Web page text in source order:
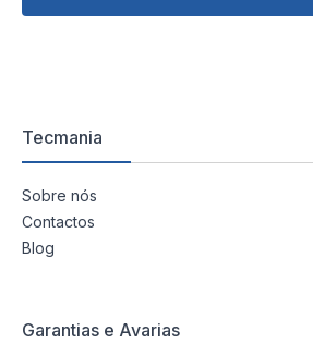
Tecmania
Sobre nós
Contactos
Blog
Garantias e Avarias